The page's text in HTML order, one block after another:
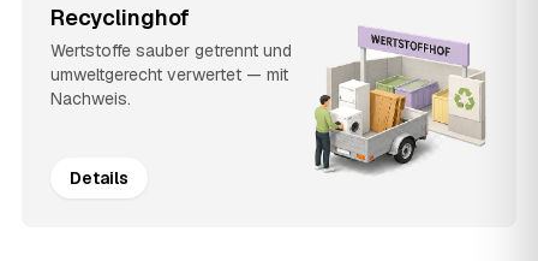
Recyclinghof
Wertstoffe sauber getrennt und
umweltgerecht verwertet — mit
Nachweis.
Details